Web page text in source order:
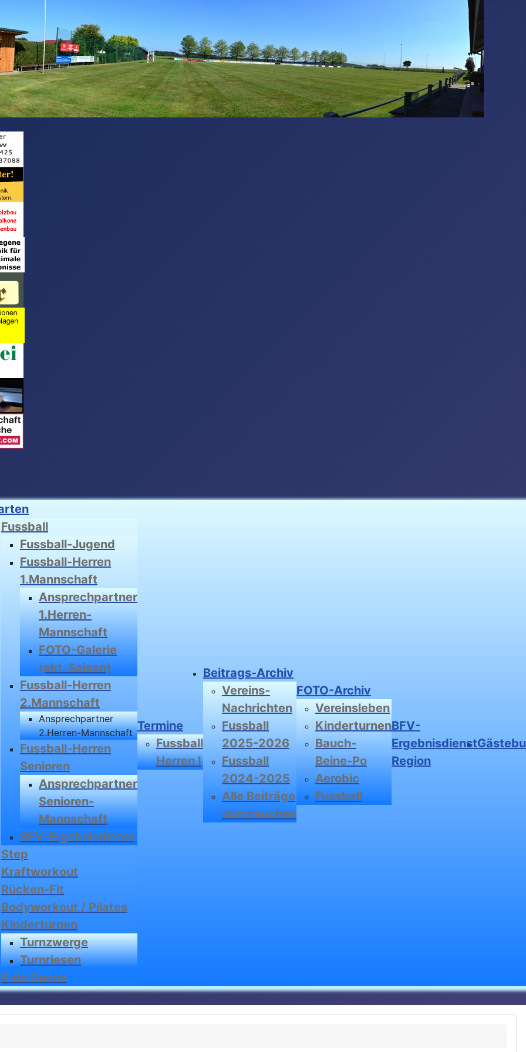
Fussball
Fussball-Jugend
Fussball-Herren
1.Mannschaft
Ansprechpartner
1.Herren-
Mannschaft
FOTO-Galerie
(akt. Saison)
Fussball-Herren
2.Mannschaft
Ansprechpartner
2.Herren-Mannschaft
Fussball-Herren
Senioren
Ansprechpartner
Senioren-
Mannschaft
BFV-Ergebnisdienst
Step
Kraftworkout
Rücken-Fit
Bodyworkout / Pilates
Kinderturnen
Turnzwerge
Turnriesen
Kids Dance
Termine
Fussball
Herren I
Beitrags-Archiv
Vereins-
Nachrichten
Fussball
2025-2026
Fussball
2024-2025
Alle Beiträge
durchsuchen
FOTO-Archiv
Vereinsleben
Kinderturnen
Bauch-
Beine-Po
Aerobic
Fussball
BFV-
Ergebnisdienst
Region